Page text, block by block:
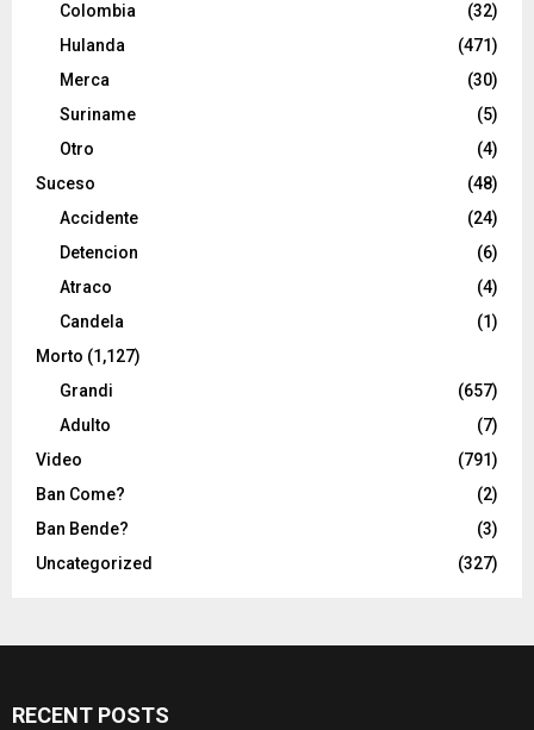
Colombia
(32)
Hulanda
(471)
Merca
(30)
Suriname
(5)
Otro
(4)
Suceso
(48)
Accidente
(24)
Detencion
(6)
Atraco
(4)
Candela
(1)
Morto (1,127)
Grandi
(657)
Adulto
(7)
Video
(791)
Ban Come?
(2)
Ban Bende?
(3)
Uncategorized
(327)
RECENT POSTS